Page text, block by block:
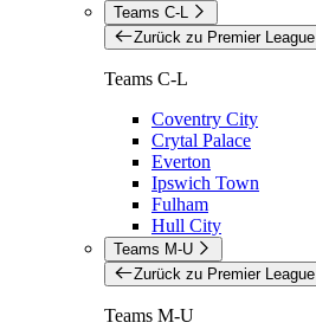
Teams C-L
Zurück zu Premier League
Teams C-L
Coventry City
Crytal Palace
Everton
Ipswich Town
Fulham
Hull City
Teams M-U
Zurück zu Premier League
Teams M-U